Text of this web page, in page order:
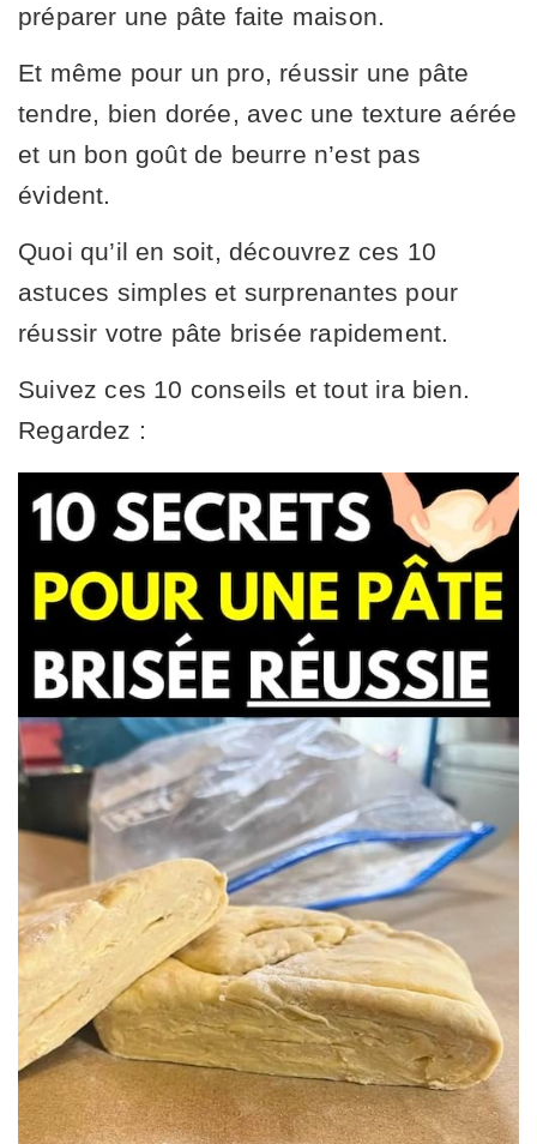
préparer une pâte faite maison.
Et même pour un pro, réussir une pâte
tendre, bien dorée, avec une texture aérée
et un bon goût de beurre n’est pas
évident.
Quoi qu’il en soit, découvrez ces 10
astuces simples et surprenantes pour
réussir votre pâte brisée rapidement.
Suivez ces 10 conseils et tout ira bien.
Regardez :